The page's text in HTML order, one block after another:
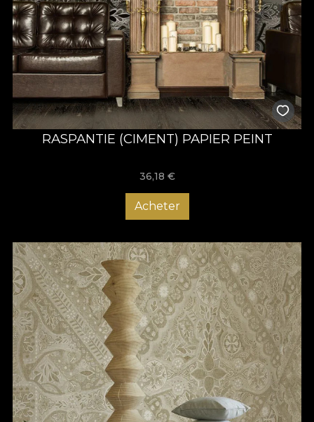
RASPANTIE (CIMENT) PAPIER PEINT
36,18 €
Acheter